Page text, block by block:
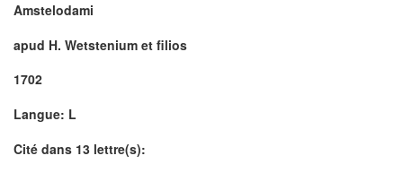
Amstelodami
apud H. Wetstenium et filios
1702
Langue: L
Cité dans 13 lettre(s):